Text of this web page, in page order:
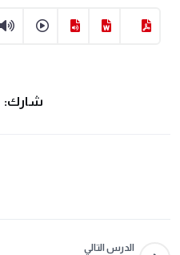
شارك:
الدرس التالي